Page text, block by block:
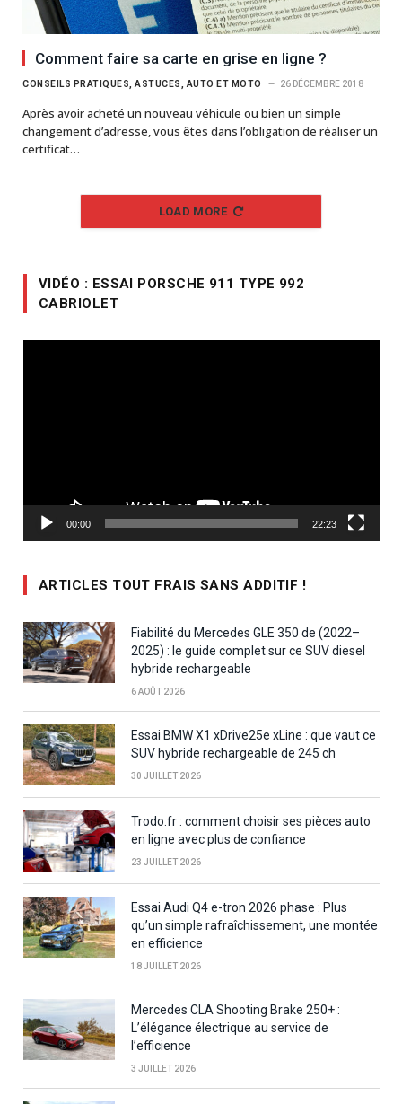
Comment faire sa carte en grise en ligne ?
CONSEILS PRATIQUES, ASTUCES, AUTO ET MOTO 26 DÉCEMBRE 2018
Après avoir acheté un nouveau véhicule ou bien un simple
changement d’adresse, vous êtes dans l’obligation de réaliser un
certificat…
LOAD MORE
VIDÉO : ESSAI PORSCHE 911 TYPE 992
CABRIOLET
00:00 22:23
ARTICLES TOUT FRAIS SANS ADDITIF !
Fiabilité du Mercedes GLE 350 de (2022–
2025) : le guide complet sur ce SUV diesel
hybride rechargeable
6 AOÛT 2026
Essai BMW X1 xDrive25e xLine : que vaut ce
SUV hybride rechargeable de 245 ch
30 JUILLET 2026
Trodo.fr : comment choisir ses pièces auto
en ligne avec plus de confiance
23 JUILLET 2026
Essai Audi Q4 e-tron 2026 phase : Plus
qu’un simple rafraîchissement, une montée
en efficience
18 JUILLET 2026
Mercedes CLA Shooting Brake 250+ :
L’élégance électrique au service de
l’efficience
3 JUILLET 2026